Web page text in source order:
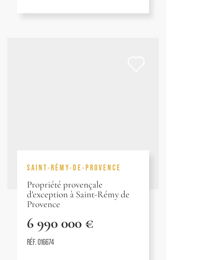
SAINT-RÉMY-DE-PROVENCE
Propriété provençale
d'exception à Saint-Rémy de
Provence
6 990 000 €
RÉF. 016674